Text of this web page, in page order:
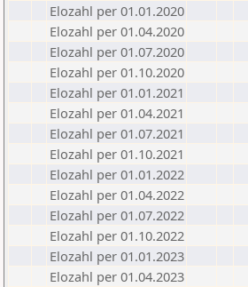
Elozahl per 01.01.2020
Elozahl per 01.04.2020
Elozahl per 01.07.2020
Elozahl per 01.10.2020
Elozahl per 01.01.2021
Elozahl per 01.04.2021
Elozahl per 01.07.2021
Elozahl per 01.10.2021
Elozahl per 01.01.2022
Elozahl per 01.04.2022
Elozahl per 01.07.2022
Elozahl per 01.10.2022
Elozahl per 01.01.2023
Elozahl per 01.04.2023